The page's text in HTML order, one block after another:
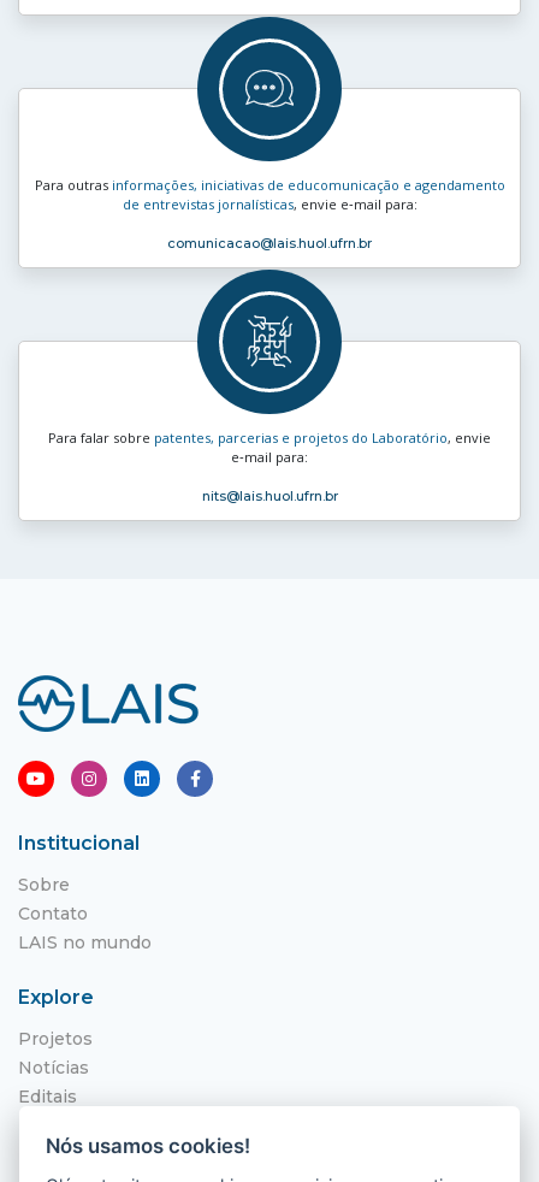
Para outras informações, iniciativas de educomunicação e agendamento
de entrevistas jornalísticas, envie e‑mail para:
comunicacao@lais.huol.ufrn.br
Para falar sobre patentes, parcerias e projetos do Laboratório, envie
e‑mail para:
nits@lais.huol.ufrn.br
Institucional
Sobre
Contato
LAIS no mundo
Explore
Projetos
Notícias
Editais
Nós usamos cookies!